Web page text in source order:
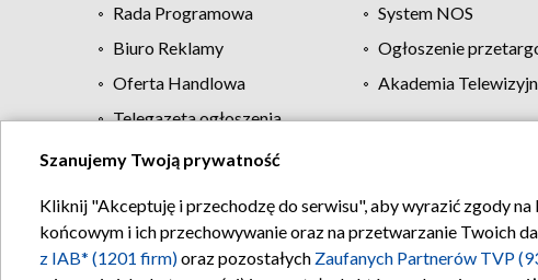
Rada Programowa
System NOS
Biuro Reklamy
Ogłoszenie
Oferta Handlowa
Akademia
Telegazeta ogłoszenia
Regulamin TVP
Szanujemy Twoją prywatność
Kliknij "Akceptuję i przechodzę do serwisu", aby wyrazić zgody
końcowym i ich przechowywanie oraz na przetwarzanie Twoich
z IAB* (1201 firm)oraz pozostałych Zaufanych Partnerów TVP